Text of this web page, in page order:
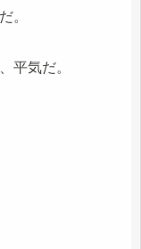
。
平気だ。